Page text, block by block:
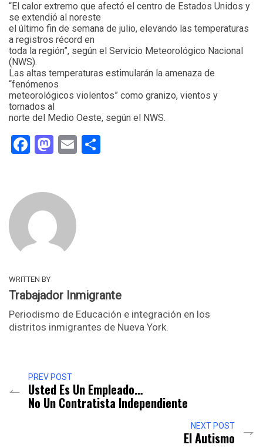
“El calor extremo que afectó el centro de Estados Unidos y
se extendió al noreste
el último fin de semana de julio, elevando las temperaturas
a registros récord en
toda la región”, según el Servicio Meteorológico Nacional
(NWS).
Las altas temperaturas estimularán la amenaza de
“fenómenos
meteorológicos violentos” como granizo, vientos y
tornados al
norte del Medio Oeste, según el NWS.
Facebook
Mastodon
Email
WRITTEN BY
Trabajador Inmigrante
Periodismo de Educación e integración en los
distritos inmigrantes de Nueva York.
PREV POST
Usted Es Un Empleado…
No Un Contratista Independiente
NEXT POST
El Autismo